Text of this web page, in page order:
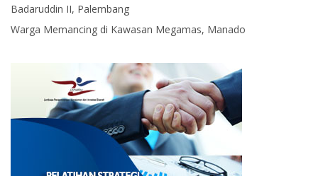
Badaruddin II, Palembang
Warga Memancing di Kawasan Megamas, Manado